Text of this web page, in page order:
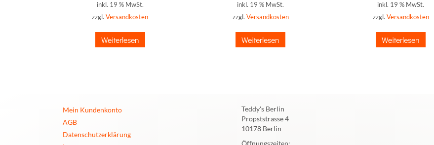
inkl. 19 % MwSt.
zzgl.Versandkosten
Weiterlesen
inkl. 19 % MwSt.
zzgl. Versandkosten
Weiterlesen
inkl. 19 % MwSt.
zzgl. Versandkosten
Weiterlesen
Mein Kundenkonto
AGB
Datenschutzerklärung
Teddy's Berlin
Propststrasse 4
10178 Berlin